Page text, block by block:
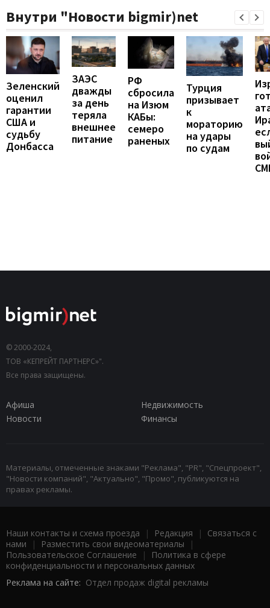
Внутри "Новости bigmir)net
Зеленский
оценил
гарантии
США и
судьбу
Донбасса
ЗАЭС
дважды
за день
теряла
внешнее
питание
РФ
сбросила
на Изюм
КАБы:
семеро
раненых
Турция
призывает
к
мораторию
на удары
по судам
© 2000-2024,
ТОВ «КЕПРЕЙТ ПАРТНЕРС»".
Все права защищены.
Афиша
Недвижимость
Новости
Финансы
Материалы, отмеченные знаками "Реклама", "PR", "Спецпроект",
"Новости компаний", "Актуально", "Промо", публикуются на
правах рекламы.
Наши контакты и схема проезда | Редакция | Связаться с
нами | Разместить свои видеоматериалы |
Пользовательское Соглашение |
Политика в сфере
конфиденциальности и персональных данных
Реклама на сайте: Отдел продаж digital рекламы